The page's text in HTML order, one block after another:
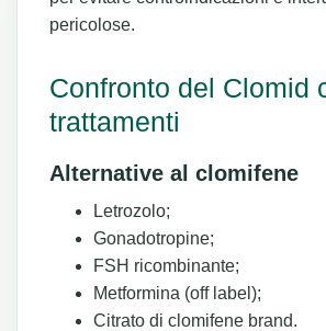
pericolose.
Confronto del Clomid
trattamenti
Alternative al clomifene
Letrozolo;
Gonadotropine;
FSH ricombinante;
Metformina (off label);
Citrato di clomifene brand.